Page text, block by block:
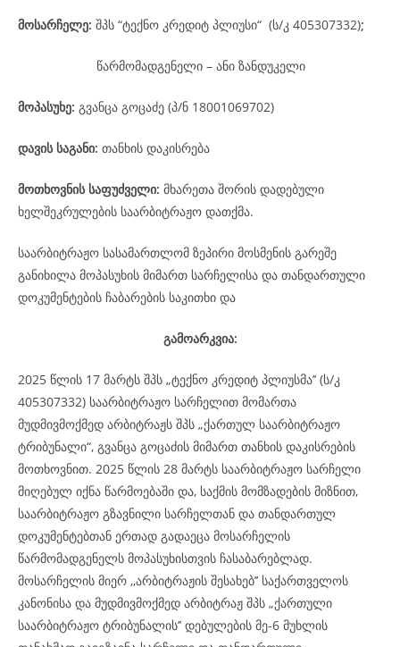
მოსარჩელე: შპს “ტექნო კრედიტ პლიუსი“ (ს/კ 405307332);
წარმომადგენელი – ანი ზანდუკელი
მოპასუხე: გვანცა გოცაძე (პ/ნ 18001069702)
დავის საგანი: თანხის დაკისრება
მოთხოვნის საფუძველი: მხარეთა შორის დადებული
ხელშეკრულების საარბიტრაჟო დათქმა.
საარბიტრაჟო სასამართლომ ზეპირი მოსმენის გარეშე
განიხილა მოპასუხის მიმართ სარჩელისა და თანდართული
დოკუმენტების ჩაბარების საკითხი და
გამოარკვია:
2025 წლის 17 მარტს შპს „ტექნო კრედიტ პლიუსმა’’ (ს/კ
405307332) საარბიტრაჟო სარჩელით მომართა
მუდმივმოქმედ არბიტრაჟს შპს „ქართულ საარბიტრაჟო
ტრიბუნალი“, გვანცა გოცაძის მიმართ თანხის დაკისრების
მოთხოვნით. 2025 წლის 28 მარტს საარბიტრაჟო სარჩელი
მიღებულ იქნა წარმოებაში და, საქმის მომზადების მიზნით,
საარბიტრაჟო გზავნილი სარჩელთან და თანდართულ
დოკუმენტებთან ერთად გადაეცა მოსარჩელის
წარმომადგენელს მოპასუხისთვის ჩასაბარებლად.
მოსარჩელის მიერ ,,არბიტრაჟის შესახებ’’ საქართველოს
კანონისა და მუდმივმოქმედ არბიტრაჟ შპს „ქართული
საარბიტრაჟო ტრიბუნალის’’ დებულების მე-6 მუხლის